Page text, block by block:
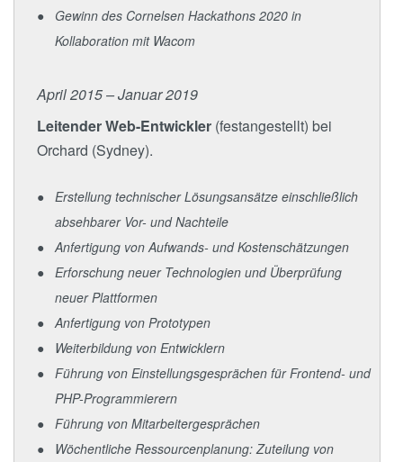
Gewinn des Cornelsen Hackathons 2020 in
Kollaboration mit Wacom
April 2015 – Januar 2019
Leitender Web-Entwickler (festangestellt) bei
Orchard (Sydney).
Erstellung technischer Lösungsansätze einschließlich
absehbarer Vor- und Nachteile
Anfertigung von Aufwands- und Kostenschätzungen
Erforschung neuer Technologien und Überprüfung
neuer Plattformen
Anfertigung von Prototypen
Weiterbildung von Entwicklern
Führung von Einstellungsgesprächen für Frontend- und
PHP-Programmierern
Führung von Mitarbeitergesprächen
Wöchentliche Ressourcenplanung: Zuteilung von